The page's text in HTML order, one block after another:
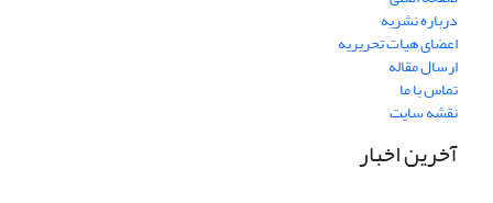
درباره نشریه
اعضای هیات تحریریه
ارسال مقاله
تماس با ما
نقشه سایت
آخرین اخبار